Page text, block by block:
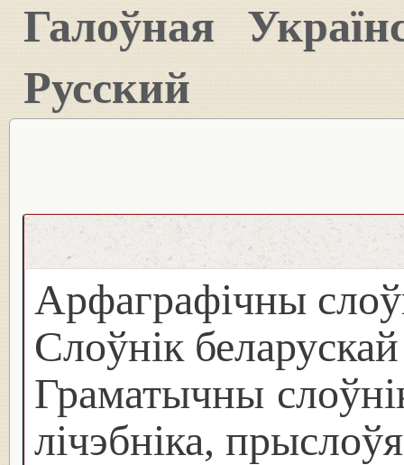
Галоўная
Русский
Арфаграфічны
Слоўнік
Граматычны
лічэбніка, прыслоўя